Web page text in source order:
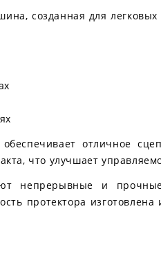
созданная для
отличное
что улучшает
непрерывные и
протектора